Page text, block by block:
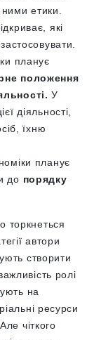
етики.
які
планує
положення
У
діяльності,
їхню
планує
до порядку
торкнеться
автори
створити
ролі
на
ресурси
чіткого